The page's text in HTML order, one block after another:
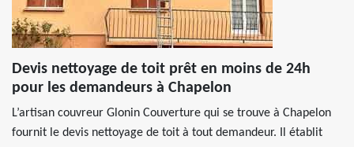
Devis nettoyage de toit prêt en moins de 24h
pour les demandeurs à Chapelon
L’artisan couvreur Glonin Couverture qui se trouve à Chapelon
fournit le devis nettoyage de toit à tout demandeur. Il établit